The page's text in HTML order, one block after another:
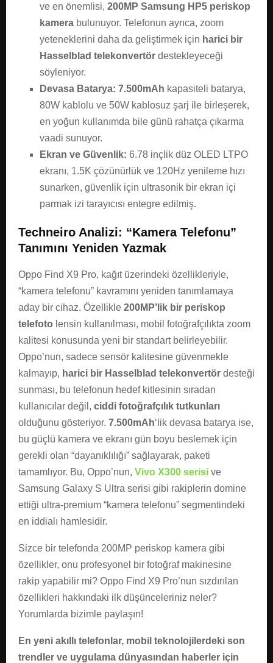
ve en önemlisi, 200MP Samsung HP5 periskop
kamera bulunuyor. Telefonun ayrıca, zoom
yeteneklerini daha da geliştirmek için harici bir
Hasselblad telekonvertör destekleyeceği
söyleniyor.
Devasa Batarya: 7.500mAh kapasiteli batarya,
80W kablolu ve 50W kablosuz şarj ile birleşerek,
en yoğun kullanımda bile günü rahatça çıkarma
vaadi sunuyor.
Ekran ve Güvenlik: 6.78 inçlik düz OLED LTPO
ekranı, 1.5K çözünürlük ve 120Hz yenileme hızı
sunarken, güvenlik için ultrasonik bir ekran içi
parmak izi tarayıcısı entegre edilmiş.
Techneiro Analizi: “Kamera Telefonu”
Tanımını Yeniden Yazmak
Oppo Find X9 Pro, kağıt üzerindeki özellikleriyle,
“kamera telefonu” kavramını yeniden tanımlamaya
aday bir cihaz. Özellikle 200MP’lik bir periskop
telefoto lensin kullanılması, mobil fotoğrafçılıkta zoom
kalitesi konusunda yeni bir standart belirleyebilir.
Oppo’nun, sadece sensör kalitesine güvenmekle
kalmayıp, harici bir Hasselblad telekonvertör desteği
sunması, bu telefonun hedef kitlesinin sıradan
kullanıcılar değil, ciddi fotoğrafçılık tutkunları
olduğunu gösteriyor. 7.500mAh‘lik devasa batarya ise,
bu güçlü kamera ve ekranı gün boyu beslemek için
gerekli olan “dayanıklılığı” sağlayarak, paketi
tamamlıyor. Bu, Oppo’nun, Vivo X300 serisi ve
Samsung Galaxy S Ultra serisi gibi rakiplerin domine
ettiği ultra-premium “kamera telefonu” segmentindeki
en iddialı hamlesidir.
Sizce bir telefonda 200MP periskop kamera gibi
özellikler, onu profesyonel bir fotoğraf makinesine
rakip yapabilir mi? Oppo Find X9 Pro’nun sızdırılan
özellikleri hakkındaki ilk düşünceleriniz neler?
Yorumlarda bizimle paylaşın!
En yeni akıllı telefonlar, mobil teknolojilerdeki son
trendler ve uygulama dünyasından haberler için